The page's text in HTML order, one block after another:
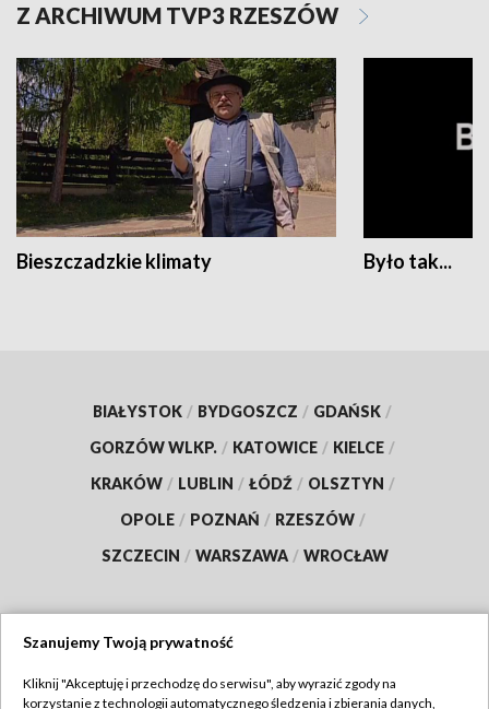
Z ARCHIWUM TVP3 RZESZÓW
Bieszczadzkie klimaty Było tak...
BIAŁYSTOK / BYDGOSZCZ / GDAŃSK /
GORZÓW WLKP. / KATOWICE / KIELCE /
KRAKÓW / LUBLIN / ŁÓDŹ / OLSZTYN /
OPOLE / POZNAŃ / RZESZÓW /
SZCZECIN / WARSZAWA / WROCŁAW
Szanujemy Twoją prywatność
Kliknij "Akceptuję i przechodzę do serwisu", aby wyrazić zgody na
korzystanie z technologii automatycznego śledzenia i zbierania danych,